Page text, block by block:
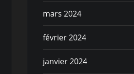
mars 2024
février 2024
janvier 2024